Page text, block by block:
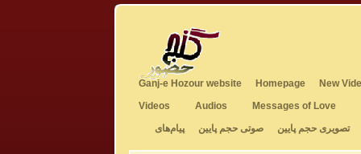
Ganj-e Hozour website Homepage
New
Videos
Audios
Messages of Love
تصویری حجم پایین
صوتی حجم پایین پیام‌های